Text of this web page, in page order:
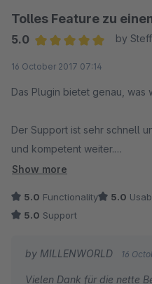
Tolles Feature zu
5.0
by
16 October 2017 07:14
Das Plugin bietet genau, was
Der Support ist sehr schnell
und kompetent weiter.
Show more
5.0 Functionality 5.0
5.0 Support
by MILLENWORLD 16
Vielen Dank für die nette